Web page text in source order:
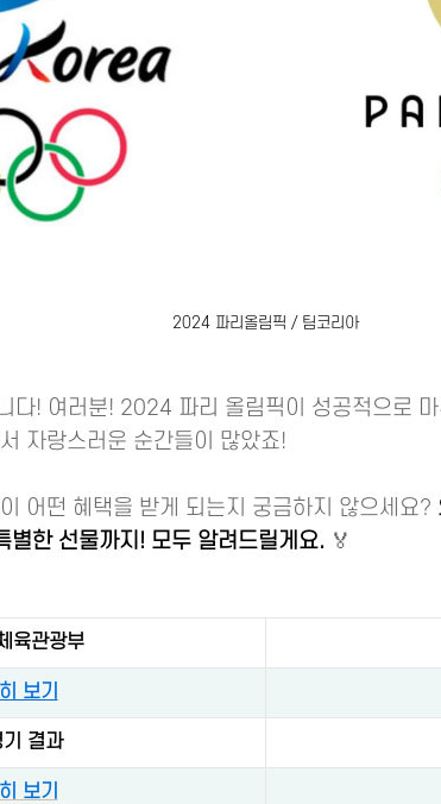
2024 파리올림픽 / 팀코리아
다! 여러분! 2024 파리 올림픽이 성공적으로
자랑스러운 순간들이 많았죠!
어떤 혜택을 받게 되는지 궁금하지 않으세요?
별한 선물까지! 모두 알려드릴게요. 🏅
육관광부
보기
결과
보기